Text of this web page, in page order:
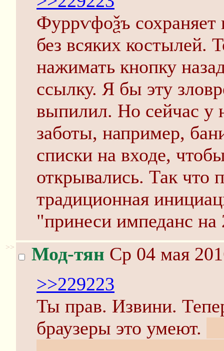
Фуррѵфоѯъ сохраняет
без всяких костылей.
нажимать кнопку
ссылку. Я бы эту
выпилил. Но сейчас у
заботы, например,
списки на входе,
открывались. Так что
традиционная
"принеси импеданс
>> Мод-тян Ср 04 мая
>>229223
Ты прав. Извини.
браузеры это умеют.